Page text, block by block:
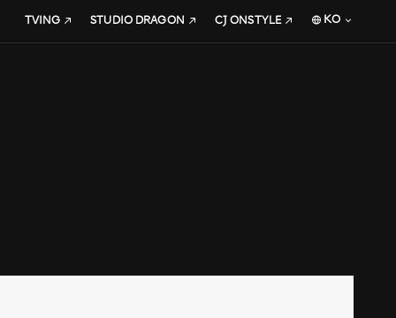
TVING STUDIO DRAGON CJ ONSTYLE KO